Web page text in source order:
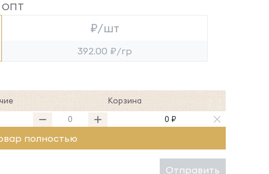
ОПТ
₽/шт
392.00 ₽/гр
Корзина
0 ₽
полностью
Отправить